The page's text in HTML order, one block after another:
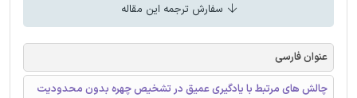
سفارش ترجمه این مقاله
عنوان فارسی
چالش های مرتبط با یادگیری عمیق در تشخیص چهره بدون محدودیت